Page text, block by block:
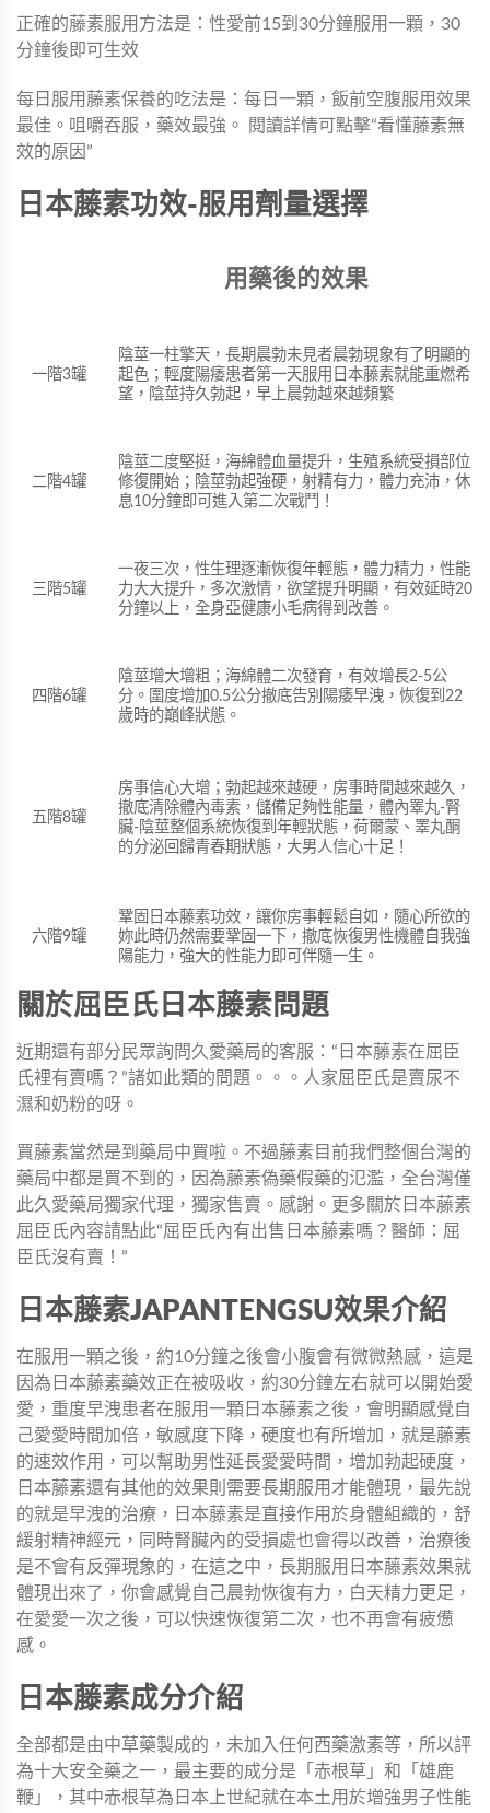
正確的藤素服用方法是：性愛前15到30分鐘服用一顆，30
分鐘後即可生效
每日服用藤素保養的吃法是：每日一顆，飯前空腹服用效果
最佳。咀嚼吞服，藥效最強。 閱讀詳情可點擊“看懂藤素無
效的原因 ”
日本藤素功效-服用劑量選擇
用藥後的效果
一階3罐
陰莖一柱擎天，長期晨勃未見者晨勃現象有了明顯的
起色；輕度陽痿患者第一天服用日本藤素就能重燃希
望，陰莖持久勃起，早上晨勃越來越頻繁
二階4罐
陰莖二度堅挺，海綿體血量提升，生殖系統受損部位
修復開始；陰莖勃起強硬，射精有力，體力充沛，休
息10分鐘即可進入第二次戰鬥！
三階5罐
一夜三次，性生理逐漸恢復年輕態，體力精力，性能
力大大提升，多次激情，欲望提升明顯，有效延時20
分鐘以上，全身亞健康小毛病得到改善。
四階6罐
陰莖增大增粗；海綿體二次發育，有效增長2-5公
分。圍度增加0.5公分撤底告別陽痿早洩，恢復到22
歲時的巔峰狀態。
五階8罐
房事信心大增；勃起越來越硬，房事時間越來越久，
撤底清除體內毒素，儲備足夠性能量，體內睪丸-腎
臟-陰莖整個系統恢復到年輕狀態，荷爾蒙、睪丸酮
的分泌回歸青春期狀態，大男人信心十足！
六階9罐
鞏固日本藤素功效，讓你房事輕鬆自如，隨心所欲的
妳此時仍然需要鞏固一下，撤底恢復男性機體自我強
陽能力，強大的性能力即可伴隨一生。
關於屈臣氏日本藤素問題
近期還有部分民眾詢問久愛藥局的客服：“日本藤素在屈臣
氏裡有賣嗎？”諸如此類的問題。。。人家屈臣氏是賣尿不
濕和奶粉的呀。
買藤素當然是到藥局中買啦。不過藤素目前我們整個台灣的
藥局中都是買不到的，因為藤素偽藥假藥的氾濫，全台灣僅
此久愛藥局獨家代理，獨家售賣。感謝。更多關於日本藤素
屈臣氏內容請點此“屈臣氏內有出售日本藤素嗎？醫師：屈
臣氏沒有賣！ ”
日本藤素JAPANTENGSU效果介紹
在服用一顆之後，約10分鐘之後會小腹會有微微熱感，這是
因為日本藤素藥效正在被吸收，約30分鐘左右就可以開始愛
愛，重度早洩患者在服用一顆日本藤素之後，會明顯感覺自
己愛愛時間加倍，敏感度下降，硬度也有所增加，就是藤素
的速效作用，可以幫助男性延長愛愛時間，增加勃起硬度，
日本藤素還有其他的效果則需要長期服用才能體現，最先說
的就是早洩的治療，日本藤素是直接作用於身體組織的，舒
緩射精神經元，同時腎臟內的受損處也會得以改善，治療後
是不會有反彈現象的，在這之中，長期服用日本藤素效果就
體現出來了，你會感覺自己晨勃恢復有力，白天精力更足，
在愛愛一次之後，可以快速恢復第二次，也不再會有疲憊
感。
日本藤素成分介紹
全部都是由中草藥製成的，未加入任何西藥激素等，所以評
為十大安全藥之一，最主要的成分是「赤根草」和「雄鹿
鞭」，其中赤根草為日本上世紀就在本土用於增強男子性能